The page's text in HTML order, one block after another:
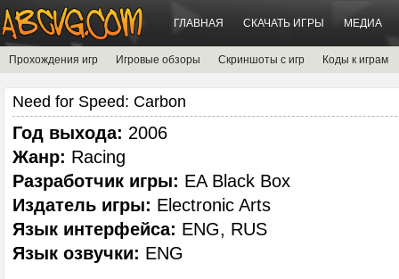
ГЛАВНАЯ СКАЧАТЬ ИГРЫ МЕДИА
Прохождения игр Игровые обзоры Скриншоты с игр Коды к играм
Need for Speed: Carbon
Год выхода: 2006
Жанр: Racing
Разработчик игры: EA Black Box
Издатель игры: Electronic Arts
Язык интерфейса: ENG, RUS
Язык озвучки: ENG